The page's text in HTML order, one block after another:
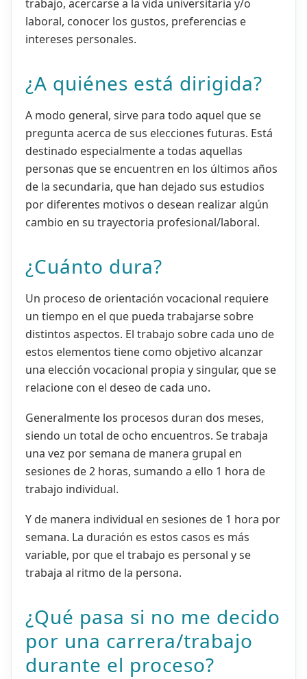
trabajo, acercarse a la vida universitaria y/o
laboral, conocer los gustos, preferencias e
intereses personales.
¿A quiénes está dirigida?
A modo general, sirve para todo aquel que se
pregunta acerca de sus elecciones futuras. Está
destinado especialmente a todas aquellas
personas que se encuentren en los últimos años
de la secundaria, que han dejado sus estudios
por diferentes motivos o desean realizar algún
cambio en su trayectoria profesional/laboral.
¿Cuánto dura?
Un proceso de orientación vocacional requiere
un tiempo en el que pueda trabajarse sobre
distintos aspectos. El trabajo sobre cada uno de
estos elementos tiene como objetivo alcanzar
una elección vocacional propia y singular, que se
relacione con el deseo de cada uno.
Generalmente los procesos duran dos meses,
siendo un total de ocho encuentros. Se trabaja
una vez por semana de manera grupal en
sesiones de 2 horas, sumando a ello 1 hora de
trabajo individual.
Y de manera individual en sesiones de 1 hora por
semana. La duración es estos casos es más
variable, por que el trabajo es personal y se
trabaja al ritmo de la persona.
¿Qué pasa si no me decido
por una carrera/trabajo
durante el proceso?